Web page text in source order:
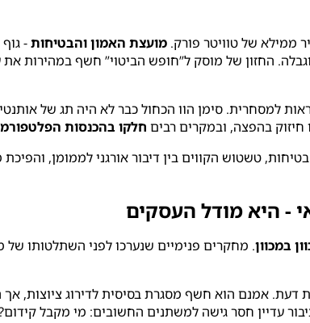
ממילא של טוויטר פורק.מועצת האמון והבטיחות-
החזון של מוסק ל”חופש הביטוי” חשף במהירות את
למסחרית. סימן הוו הכחול כבר לא היה תג של
חיזוק בהפצה, ובמקרים רבים חלקו בהכנסות
טשטוש הקווים בין דיבור אורגני לממומן,
- היא מודל העסקים
במכוון. מחקרים פנימיים שנערכו לפני השתלטותו של
עדיין חסר גישה למשתנים החשובים: מי מקבל